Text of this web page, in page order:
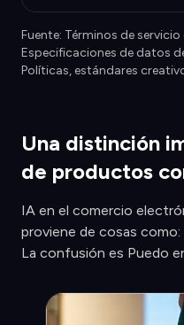
Fuente: Términos de
Especificaciones de datos
Políticas, estándares
Una distinción
de productos
IA en el comercio
proviene de cosas
La confusión es Puedo